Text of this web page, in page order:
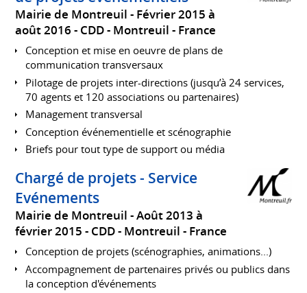
Mairie de Montreuil
Février 2015 à
août 2016 CDD Montreuil France
Conception et mise en oeuvre de plans de
communication transversaux
Pilotage de projets inter-directions (jusqu’à 24 services,
70 agents et 120 associations ou partenaires)
Management transversal
Conception événementielle et scénographie
Briefs pour tout type de support ou média
Chargé de projets - Service
Evénements
Mairie de Montreuil
Août 2013 à
février 2015 CDD Montreuil France
Conception de projets (scénographies, animations...)
Accompagnement de partenaires privés ou publics dans
la conception d'événements